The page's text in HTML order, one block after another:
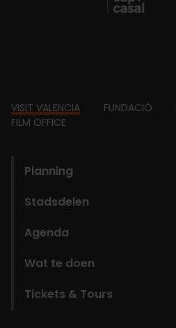
Footer
VISIT VALENCIA FUNDACIÓ
FILM OFFICE
Planning
Stadsdelen
Agenda
Wat te doen
Tickets & Tours